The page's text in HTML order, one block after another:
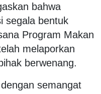
bahwa
segala bentuk
Program Makan
melaporkan
berwenang.
semangat